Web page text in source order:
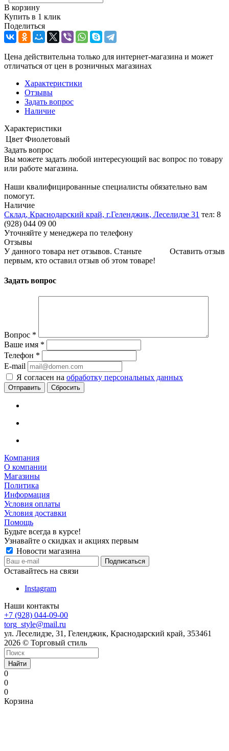
В корзину
Купить в 1 клик
Поделиться
Цена действительна только для интернет-магазина и может
отличаться от цен в розничных магазинах
Характеристики
Отзывы
Задать вопрос
Наличие
Характеристики
Цвет Фиолетовый
Задать вопрос
Вы можете задать любой интересующий вас вопрос по товару
или работе магазина.
Наши квалифицированные специалисты обязательно вам
помогут.
Наличие
Склад, Краснодарский край, г.Геленджик, Леселидзе 31 тел: 8
(928) 044 09 00
Уточняйте у менеджера по телефону
Отзывы
Оставить отзыв
У данного товара нет отзывов. Станьте
первым, кто оставил отзыв об этом товаре!
Задать вопрос
Вопрос *
Ваше имя *
Телефон *
E-mail
Я согласен на обработку персональных данных
Сбросить
Компания
О компании
Магазины
Политика
Информация
Условия оплаты
Условия доставки
Помощь
Будьте всегда в курсе!
Узнавайте о скидках и акциях первым
Новости магазина
Оставайтесь на связи
Instagram
Наши контакты
+7 (928) 044-09-00
torg_style@mail.ru
ул. Леселидзе, 31, Геленджик, Краснодарский край, 353461
2026 © Торговый стиль
Найти
0
0
0
Корзина